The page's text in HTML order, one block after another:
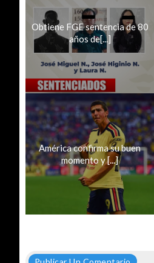
Obtiene FGE sentencia de 80
años de[...]
América confirma su buen
momento y [...]